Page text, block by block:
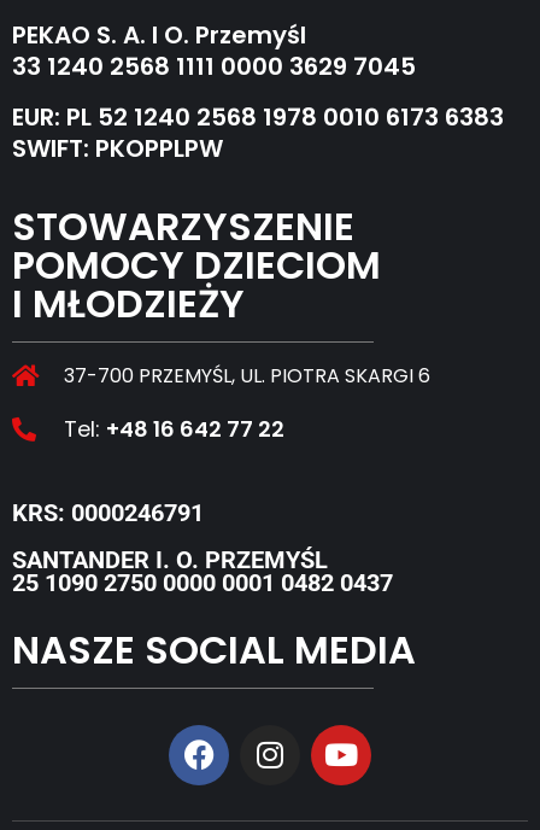
PEKAO S. A. I O. Przemyśl
33 1240 2568 1111 0000 3629 7045
EUR: PL 52 1240 2568 1978 0010 6173 6383
SWIFT: PKOPPLPW
STOWARZYSZENIE
POMOCY DZIECIOM
I MŁODZIEŻY
37-700 PRZEMYŚL, UL. PIOTRA SKARGI 6
Tel: +48 16 642 77 22
KRS: 0000246791
SANTANDER I. O. PRZEMYŚL
25 1090 2750 0000 0001 0482 0437
NASZE SOCIAL MEDIA